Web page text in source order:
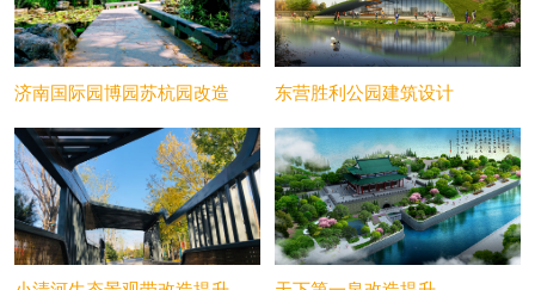
济南国际园博园苏杭园改造 东营胜利公园建筑设计